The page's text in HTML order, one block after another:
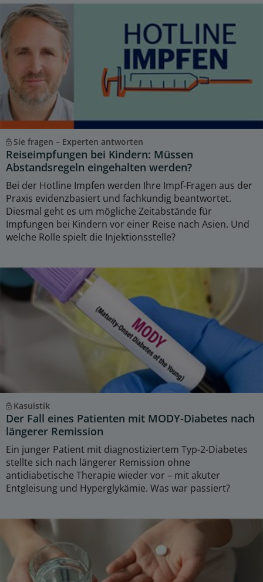
Sie fragen – Experten antworten
Reiseimpfungen bei Kindern: Müssen
Abstandsregeln eingehalten werden?
Bei der Hotline Impfen werden Ihre Impf-Fragen aus der
Praxis evidenzbasiert und fachkundig beantwortet.
Diesmal geht es um mögliche Zeitabstände für
Impfungen bei Kindern vor einer Reise nach Asien. Und
welche Rolle spielt die Injektionsstelle?
Kasuistik
Der Fall eines Patienten mit MODY-Diabetes nach
längerer Remission
Ein junger Patient mit diagnostiziertem Typ-2-Diabetes
stellte sich nach längerer Remission ohne
antidiabetische Therapie wieder vor – mit akuter
Entgleisung und Hyperglykämie. Was war passiert?